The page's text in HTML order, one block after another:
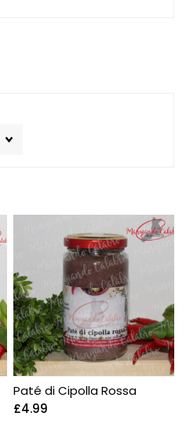
Paté di Cipolla Rossa
£4.99